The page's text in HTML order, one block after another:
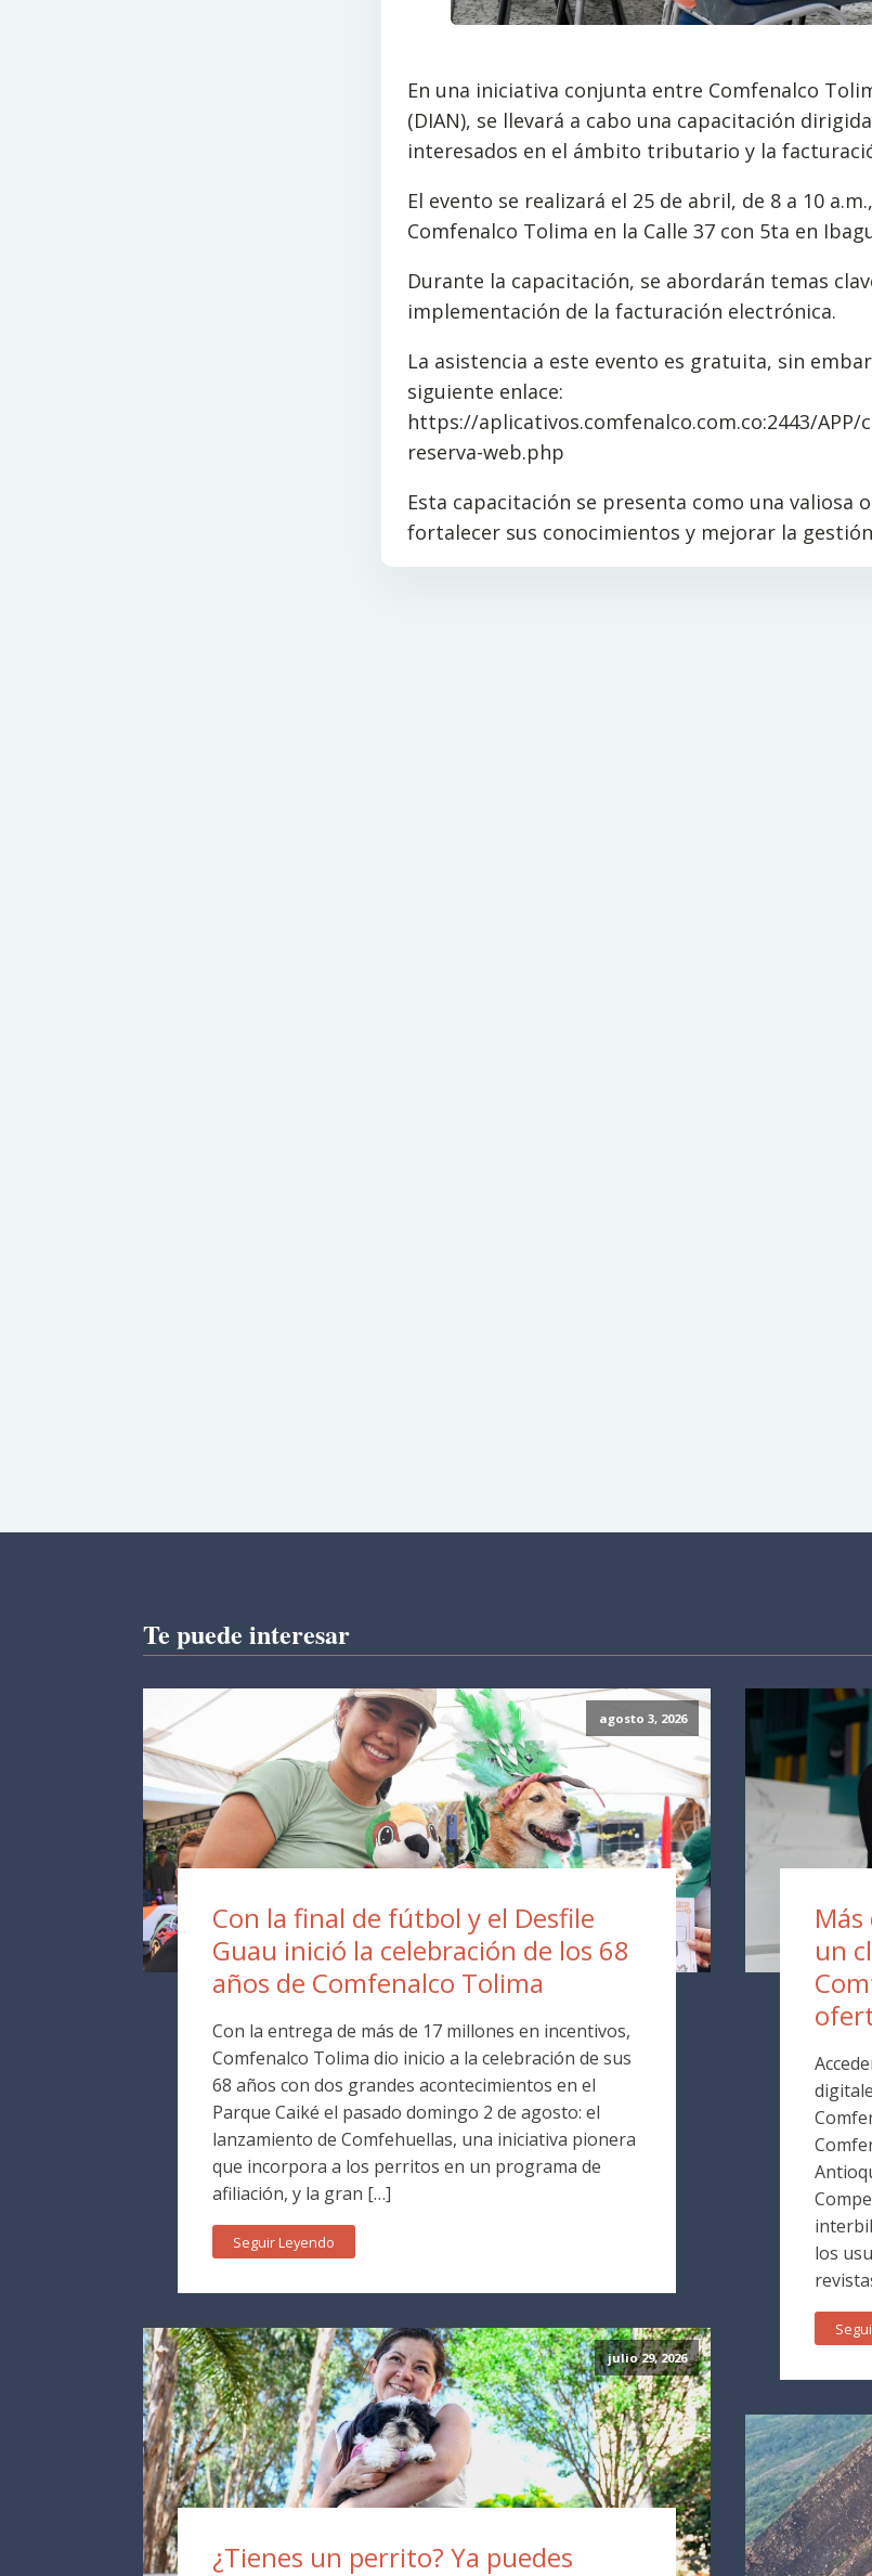
En una iniciativa conjunta entre Comfenalco
(DIAN), se llevará a cabo una capacitación
interesados en el ámbito tributario y la
El evento se realizará el 25 de abril, de 8 a 10
Comfenalco Tolima en la Calle 37 con 5ta en
Durante la capacitación, se abordarán temas
implementación de la facturación electrónica.
La asistencia a este evento es gratuita, sin
siguiente enlace:
https://aplicativos.comfenalco.com.co:2443/
reserva-web.php
Esta capacitación se presenta como una
fortalecer sus conocimientos y mejorar la
Te puede interesar
agosto 3, 2026
Con la final de fútbol y el Desfile
Guau inició la celebración de los 68
años de Comfenalco Tolima
Con la entrega de más de 17 millones en incentivos,
Comfenalco Tolima dio inicio a la celebración de sus
68 años con dos grandes acontecimientos en el
Parque Caiké el pasado domingo 2 de agosto: el
lanzamiento de Comfehuellas, una iniciativa pionera
que incorpora a los perritos en un programa de
afiliación, y la gran […]
Seguir Leyendo
julio 29, 2026
¿Tienes un perrito? Ya puedes
un
los